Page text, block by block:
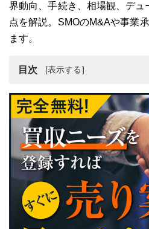
界動向、手続き、相場観、デュ
点を解説。SMOのM&Aや事業
ます。
目次
CRO・SMO業界の現状
CRO・SMO業界のM&A最新
CRO・SMO業界のM&Aを行
CRO・SMO業界のM&Aスキ
CRO・SMO業界のM&A案件例
CRO・SMO業界のM&A事例